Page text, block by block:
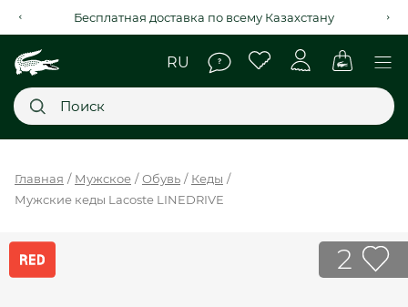
Рассрочка на 4 месяца через Kaspi Red+
НОВИНКИ
SALE
Главная Мужское Обувь
Кеды
Мужские кеды Lacoste LINEDRIVE
2